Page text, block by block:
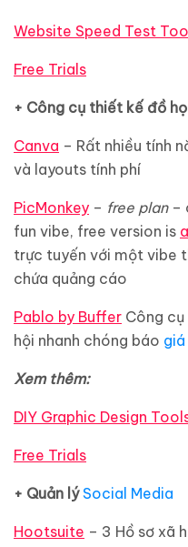
Website Speed Test
Free Trials
+ Công cụ thiết kế đồ
Canva – Rất nhiều tính
và layouts tính phí
PicMonkey – free plan–
fun vibe, free version is
trực tuyến với một vibe
chứa quảng cáo
Pablo by Buffer Công
hội nhanh chóng báo giá
Xem thêm:
DIY Graphic Design
Free Trials
+ Quản lýSocial Media
Hootsuite – 3 Hồ sơ xã